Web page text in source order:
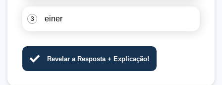
3 einer
Revelar a Resposta + Explicação!